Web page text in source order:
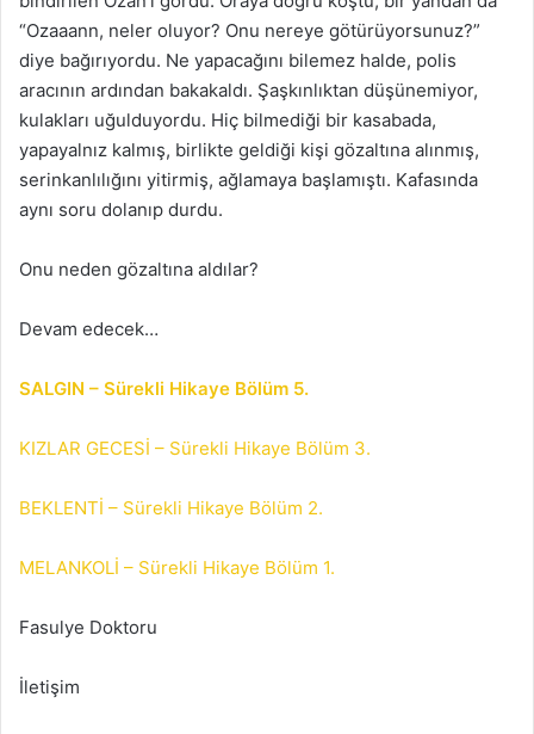
“Ozaaann, neler oluyor? Onu nereye götürüyorsunuz?”
diye bağırıyordu. Ne yapacağını bilemez halde, polis
aracının ardından bakakaldı. Şaşkınlıktan düşünemiyor,
kulakları uğulduyordu. Hiç bilmediği bir kasabada,
yapayalnız kalmış, birlikte geldiği kişi gözaltına alınmış,
serinkanlılığını yitirmiş, ağlamaya başlamıştı. Kafasında
aynı soru dolanıp durdu.
Onu neden gözaltına aldılar?
Devam edecek…
SALGIN – Sürekli Hikaye Bölüm 5.
KIZLAR GECESİ – Sürekli Hikaye Bölüm 3.
BEKLENTİ – Sürekli Hikaye Bölüm 2.
MELANKOLİ – Sürekli Hikaye Bölüm 1.
Fasulye Doktoru
İletişim